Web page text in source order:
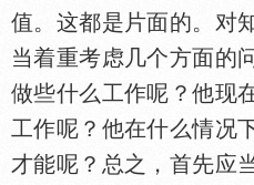
值。这都是片面的。对
当着重考虑几个方面的
做些什么工作呢？他现
工作呢？他在什么情况
才能呢？总之，首先应